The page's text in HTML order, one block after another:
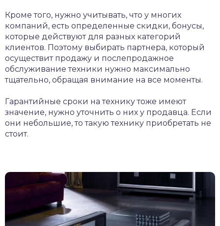
Кроме того, нужно учитывать, что у многих
компаний, есть определенные скидки, бонусы,
которые действуют для разных категорий
клиентов. Поэтому выбирать партнера, который
осуществит продажу и послепродажное
обслуживание техники нужно максимально
тщательно, обращая внимание на все моменты.
Гарантийные сроки на технику тоже имеют
значение, нужно уточнить о них у продавца. Если
они небольшие, то такую технику приобретать не
стоит.